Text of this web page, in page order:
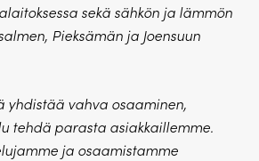
sekä sähkön ja lämmön
Pieksämän ja Joensuun
yhdistää vahva osaaminen,
tehdä parasta asiakkaillemme.
ja osaamistamme